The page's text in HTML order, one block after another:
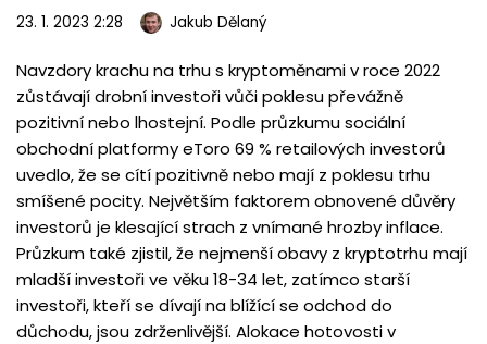
23. 1. 2023 2:28 Jakub Dělaný
Navzdory krachu na trhu s kryptoměnami v roce 2022
zůstávají drobní investoři vůči poklesu převážně
pozitivní nebo lhostejní. Podle průzkumu sociální
obchodní platformy eToro 69 % retailových investorů
uvedlo, že se cítí pozitivně nebo mají z poklesu trhu
smíšené pocity. Největším faktorem obnovené důvěry
investorů je klesající strach z vnímané hrozby inflace.
Průzkum také zjistil, že nejmenší obavy z kryptotrhu mají
mladší investoři ve věku 18-34 let, zatímco starší
investoři, kteří se dívají na blížící se odchod do
důchodu, jsou zdrženlivější. Alokace hotovosti v